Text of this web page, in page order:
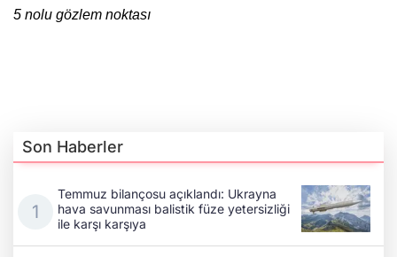
5 nolu gözlem noktası
Son Haberler
Temmuz bilançosu açıklandı: Ukrayna
hava savunması balistik füze yetersizliği
ile karşı karşıya